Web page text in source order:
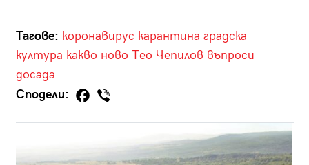
Тагове: коронавирус карантина градска
култура какво ново Тео Чепилов въпроси
досада
Сподели: